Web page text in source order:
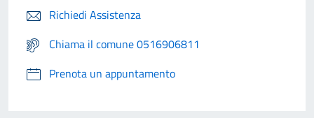
Richiedi Assistenza
Chiama il comune 0516906811
Prenota un appuntamento